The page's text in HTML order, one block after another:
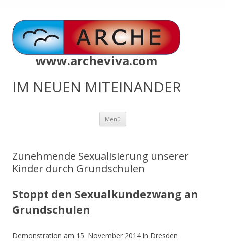
www.archeviva.com
IM NEUEN MITEINANDER
Menü Zum
springen
Zunehmende Sexualisierung unserer
Kinder durch Grundschulen
Stoppt den Sexualkundezwang an
Grundschulen
Demonstration am 15. November 2014 in Dresden